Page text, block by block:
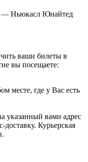
— Ньюкасл Юнайтед
ваши билеты в
вы посещаете:
месте, где у Вас есть
указанный вами адрес
доставку. Курьерская